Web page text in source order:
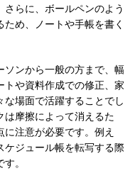
らに、ボールペンのよう
め、ノートや手帳を書く
ソンから一般の方まで、幅
や資料作成での修正、家
場面で活躍することでし
は摩擦によって消えるた
注意が必要です。例え
ケジュール帳を転写する際
。